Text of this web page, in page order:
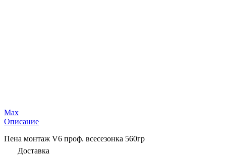
Max
Описание
Пена монтаж V6 проф. всесезонка 560гр
Доставка